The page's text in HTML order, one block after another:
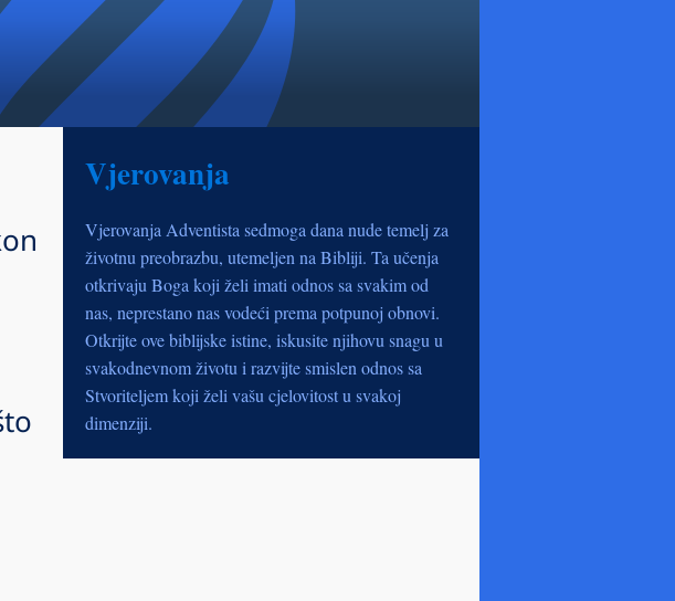
Vjerovanja
Vjerovanja Adventista sedmoga dana nude temelj za
životnu preobrazbu, utemeljen na Bibliji. Ta učenja
otkrivaju Boga koji želi imati odnos sa svakim od
nas, neprestano nas vodeći prema potpunoj obnovi.
Otkrijte ove biblijske istine, iskusite njihovu snagu u
svakodnevnom životu i razvijte smislen odnos sa
Stvoriteljem koji želi vašu cjelovitost u svakoj
dimenziji.